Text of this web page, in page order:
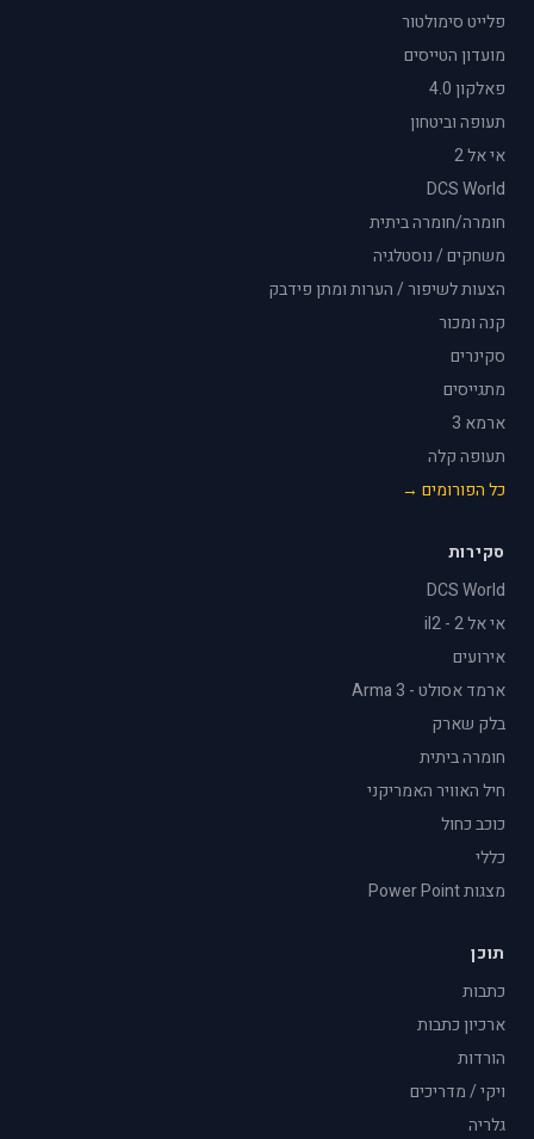
פלייט סימולטור
מועדון הטייסים
פאלקון 4.0
תעופה וביטחון
אי אל 2
DCS World
חומרה/חומרה ביתית
משחקים / נוסטלגיה
הצעות לשיפור / הערות ומתן פידבק
קנה ומכור
סקינרים
מתגייסים
ארמא 3
תעופה קלה
כל הפורומים →
סקירות
DCS World
אי אל 2 - il2
אירועים
ארמד אסולט - Arma 3
בלק שארק
חומרה ביתית
חיל האוויר האמריקני
כוכב כחול
כללי
מצגות Power Point
תוכן
כתבות
ארכיון כתבות
הורדות
ויקי / מדריכים
גלריה